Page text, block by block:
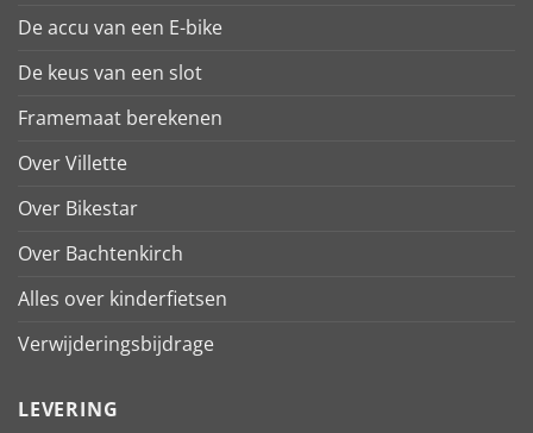
De accu van een E-bike
De keus van een slot
Framemaat berekenen
Over Villette
Over Bikestar
Over Bachtenkirch
Alles over kinderfietsen
Verwijderingsbijdrage
LEVERING